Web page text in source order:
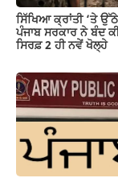
ਸਿੱਖਿਆ ਕ੍ਰਾਂਤੀ ‘ਤੇ
ਪੰਜਾਬ ਸਰਕਾਰ ਨੇ ਬੰਦ
ਸਿਰਫ਼ 2 ਹੀ ਨਵੇਂ ਖੋਲ੍ਹੇ